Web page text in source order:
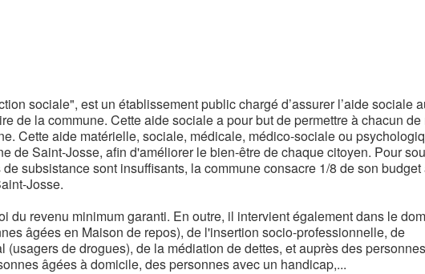
sociale", est un établissement public chargé d’assurer l’aide sociale
de la commune. Cette aide sociale a pour but de permettre à chacun
Cette aide matérielle, sociale, médicale, médico-sociale ou
de Saint-Josse, afin d'améliorer le bien-être de chaque citoyen. Pour
subsistance sont insuffisants, la commune consacre 1/8 de son
Josse.
du revenu minimum garanti. En outre, il intervient également dans le
âgées en Maison de repos), de l'insertion socio-professionnelle, de
de drogues), de la médiation de dettes, et auprès des
âgées à domicile, des personnes avec un handicap,...